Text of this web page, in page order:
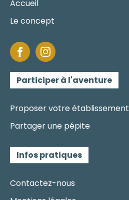
Accueil
Le concept
Participer à l'aventure
Proposer votre établissement
Partager une pépite
Infos pratiques
Contactez-nous